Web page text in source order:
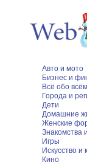
Авто и мото
Бизнес и
Всё обо всём
Города и
Дети
Домашние
Женские
Знакомства
Игры
Искусство и
Кино